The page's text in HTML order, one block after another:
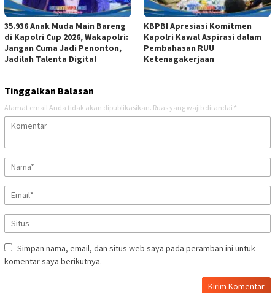
35.936 Anak Muda Main Bareng
di Kapolri Cup 2026, Wakapolri:
Jangan Cuma Jadi Penonton,
Jadilah Talenta Digital
KBPBI Apresiasi Komitmen
Kapolri Kawal Aspirasi dalam
Pembahasan RUU
Ketenagakerjaan
Tinggalkan Balasan
Alamat email Anda tidak akan dipublikasikan. Ruas yang wajib ditandai *
Simpan nama, email, dan situs web saya pada peramban ini untuk
komentar saya berikutnya.